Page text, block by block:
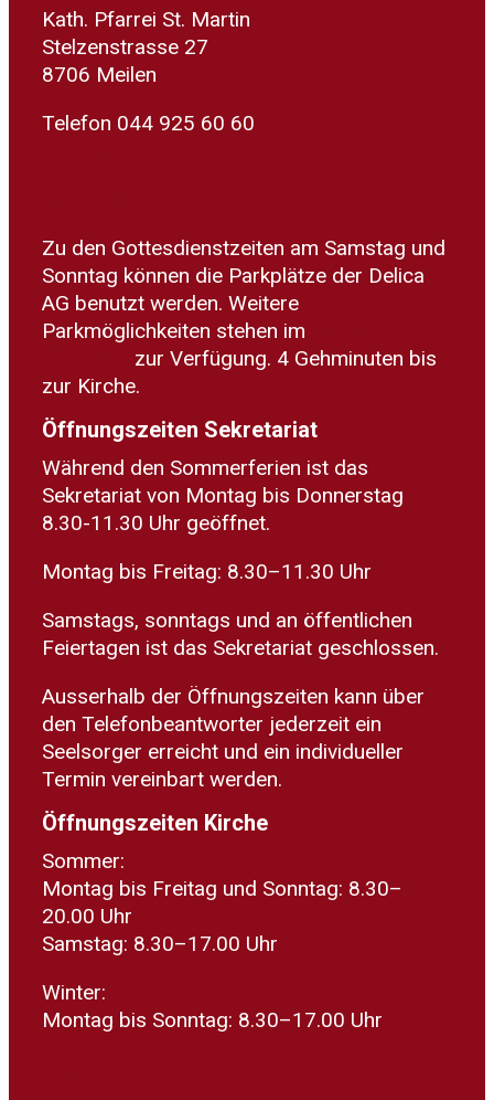
Kath. Pfarrei St. Martin
Stelzenstrasse 27
8706 Meilen
Telefon 044 925 60 60
Zu den Gottesdienstzeiten am Samstag und
Sonntag können die Parkplätze der Delica
AG benutzt werden. Weitere
Parkmöglichkeiten stehen im
zur Verfügung. 4 Gehminuten bis
zur Kirche.
Öffnungszeiten Sekretariat
Während den Sommerferien ist das
Sekretariat von Montag bis Donnerstag
8.30-11.30 Uhr geöffnet.
Montag bis Freitag: 8.30–11.30 Uhr
Samstags, sonntags und an öffentlichen
Feiertagen ist das Sekretariat geschlossen.
Ausserhalb der Öffnungszeiten kann über
den Telefonbeantworter jederzeit ein
Seelsorger erreicht und ein individueller
Termin vereinbart werden.
Öffnungszeiten Kirche
Sommer:
Montag bis Freitag und Sonntag: 8.30–
20.00 Uhr
Samstag: 8.30–17.00 Uhr
Winter:
Montag bis Sonntag: 8.30–17.00 Uhr